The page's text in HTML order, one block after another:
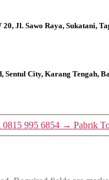
Jl. Sawo Raya, Sukatani,
City, Karang Tengah,
0815 995 6854 → Pabrik